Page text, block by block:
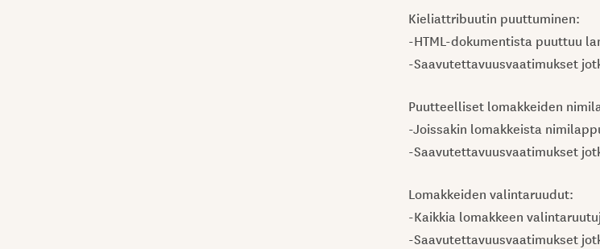
Kieliattribuutin puuttuminen:
-HTML-dokumentista puuttuu
-Saavutettavuusvaatimukset
Puutteelliset lomakkeiden
-Joissakin lomakkeista
-Saavutettavuusvaatimukset
Lomakkeiden valintaruudut:
-Kaikkia lomakkeen
-Saavutettavuusvaatimukset